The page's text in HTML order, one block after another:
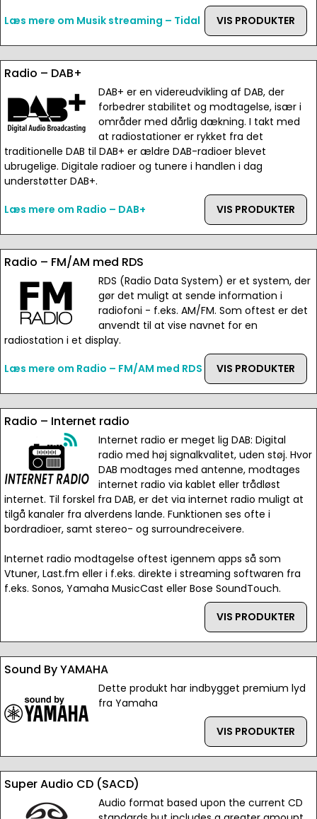
Læs mere om Musik streaming – Tidal
VIS PRODUKTER
Radio – DAB+
DAB+ er en videreudvikling af DAB, der
forbedrer stabilitet og modtagelse, især i
områder med dårlig dækning. I takt med
at radiostationer er rykket fra det
traditionelle DAB til DAB+ er ældre DAB-radioer blevet
ubrugelige. Digitale radioer og tunere i handlen i dag
understøtter DAB+.
Læs mere om Radio – DAB+
VIS PRODUKTER
Radio – FM/AM med RDS
RDS (Radio Data System) er et system, der
gør det muligt at sende information i
radiofoni - f.eks. AM/FM. Som oftest er det
anvendt til at vise navnet for en
radiostation i et display.
Læs mere om Radio – FM/AM med RDS
VIS PRODUKTER
Radio – Internet radio
Internet radio er meget lig DAB: Digital
radio med høj signalkvalitet, uden støj. Hvor
DAB modtages med antenne, modtages
internet radio via kablet eller trådløst
internet. Til forskel fra DAB, er det via internet radio muligt at
tilgå kanaler fra alverdens lande. Funktionen ses ofte i
bordradioer, samt stereo- og surroundreceivere.
Internet radio modtagelse oftest igennem apps så som
Vtuner, Last.fm eller i f.eks. direkte i streaming softwaren fra
f.eks. Sonos, Yamaha MusicCast eller Bose SoundTouch.
VIS PRODUKTER
Sound By YAMAHA
Dette produkt har indbygget premium lyd
fra Yamaha
VIS PRODUKTER
Super Audio CD (SACD)
Audio format based upon the current CD